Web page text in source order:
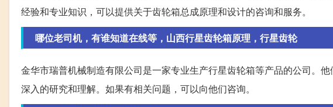
经验和专业知识，可以提供关于齿轮箱总成原理和设计的咨询和服务。
哪位老司机，有谁知道在线等，山西行星齿轮箱原理，行星齿轮
金华市瑞普机械制造有限公司是一家专业生产行星齿轮箱等产品的公司。
深入的研究和理解。如果有相关问题，可以向他们咨询。